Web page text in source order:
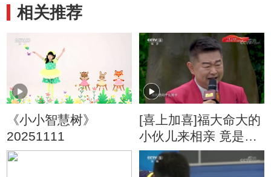
相关推荐
《小小智慧树》
20251111
[喜上加喜]福大命大的
小伙儿来相亲 竟是带
着二泉映月伴奏出
场？